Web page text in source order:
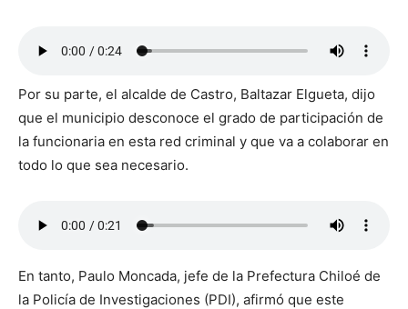
Por su parte, el alcalde de Castro, Baltazar Elgueta, dijo
que el municipio desconoce el grado de participación de
la funcionaria en esta red criminal y que va a colaborar en
todo lo que sea necesario.
En tanto, Paulo Moncada, jefe de la Prefectura Chiloé de
la Policía de Investigaciones (PDI), afirmó que este